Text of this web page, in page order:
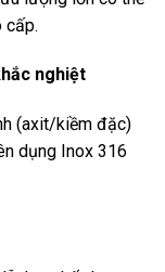
cấp.
nghiệt
(axit/kiềm đặc)
dụng Inox 316